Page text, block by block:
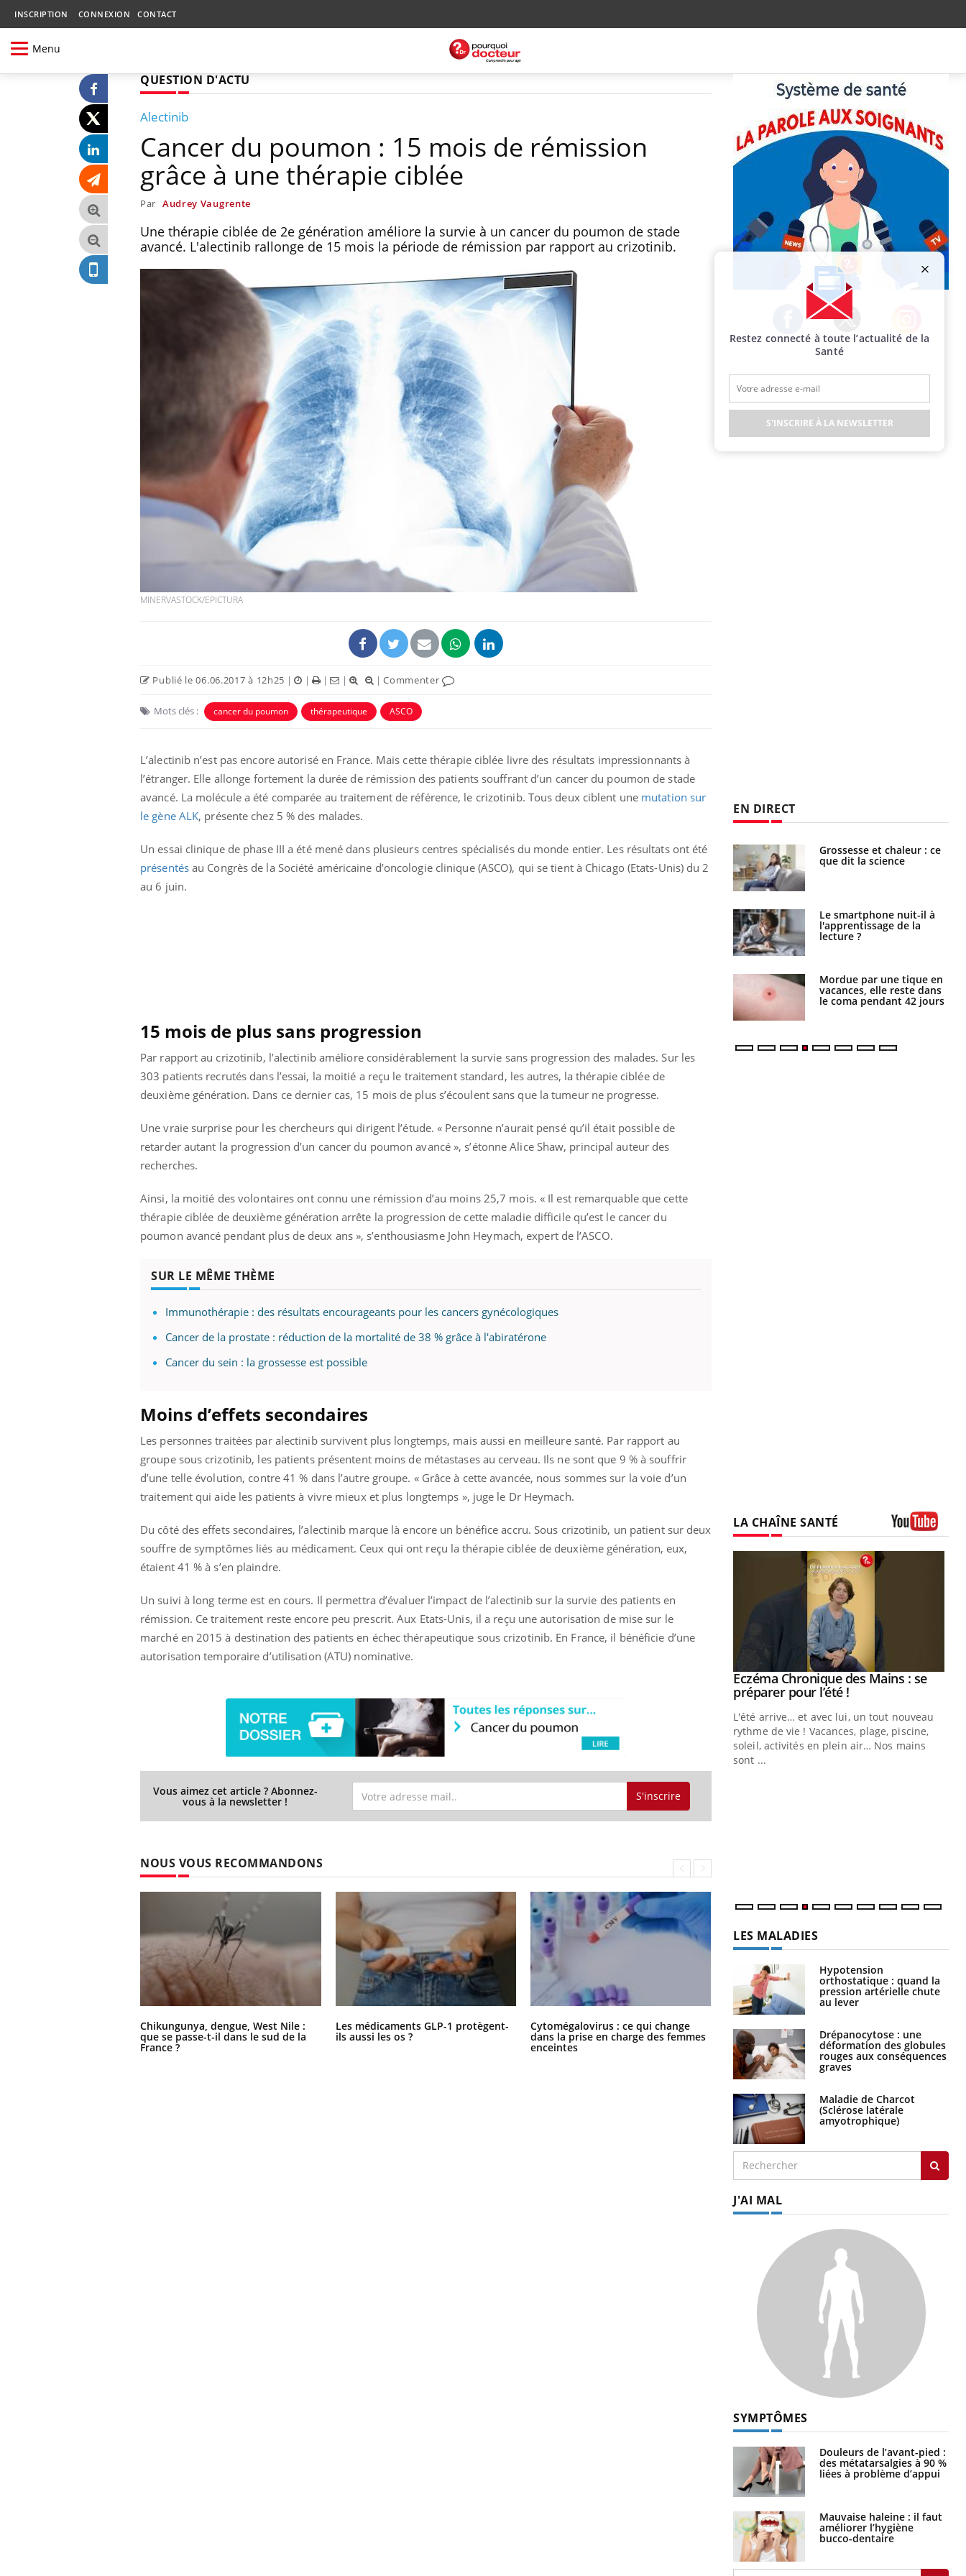
INSCRIPTION CONNEXION CONTACT
Menu
QUESTION D'ACTU
Alectinib
Cancer du poumon : 15 mois de rémission
grâce à une thérapie ciblée
Par Audrey Vaugrente
Une thérapie ciblée de 2e génération améliore la survie à un cancer du poumon de stade
avancé. L'alectinib rallonge de 15 mois la période de rémission par rapport au crizotinib.
MINERVASTOCK/EPICTURA
Publié le 06.06.2017 à 12h25 | | | | |Commenter
Mots clés : cancer du poumon thérapeutique ASCO
L’alectinib n’est pas encore autorisé en France. Mais cette thérapie ciblée livre des résultats impressionnants à
l’étranger. Elle allonge fortement la durée de rémission des patients souffrant d’un cancer du poumon de stade
avancé. La molécule a été comparée au traitement de référence, le crizotinib. Tous deux ciblent une mutation sur
le gène ALK, présente chez 5 % des malades.
Un essai clinique de phase III a été mené dans plusieurs centres spécialisés du monde entier. Les résultats ont été
présentésau Congrès de la Société américaine d’oncologie clinique (ASCO), qui se tient à Chicago (Etats-Unis) du 2
au 6 juin.
15 mois de plus sans progression
Par rapport au crizotinib, l’alectinib améliore considérablement la survie sans progression des malades. Sur les
303 patients recrutés dans l’essai, la moitié a reçu le traitement standard, les autres, la thérapie ciblée de
deuxième génération. Dans ce dernier cas, 15 mois de plus s’écoulent sans que la tumeur ne progresse.
Une vraie surprise pour les chercheurs qui dirigent l’étude. « Personne n’aurait pensé qu’il était possible de
retarder autant la progression d’un cancer du poumon avancé », s’étonne Alice Shaw, principal auteur des
recherches.
Ainsi, la moitié des volontaires ont connu une rémission d’au moins 25,7 mois. « Il est remarquable que cette
thérapie ciblée de deuxième génération arrête la progression de cette maladie difficile qu’est le cancer du
poumon avancé pendant plus de deux ans », s’enthousiasme John Heymach, expert de l’ASCO.
SUR LE MÊME THÈME
Immunothérapie : des résultats encourageants pour les cancers gynécologiques
Cancer de la prostate : réduction de la mortalité de 38 % grâce à l'abiratérone
Cancer du sein : la grossesse est possible
Moins d’effets secondaires
Les personnes traitées par alectinib survivent plus longtemps, mais aussi en meilleure santé. Par rapport au
groupe sous crizotinib, les patients présentent moins de métastases au cerveau. Ils ne sont que 9 % à souffrir
d’une telle évolution, contre 41 % dans l’autre groupe. « Grâce à cette avancée, nous sommes sur la voie d’un
traitement qui aide les patients à vivre mieux et plus longtemps », juge le Dr Heymach.
Du côté des effets secondaires, l’alectinib marque là encore un bénéfice accru. Sous crizotinib, un patient sur deux
souffre de symptômes liés au médicament. Ceux qui ont reçu la thérapie ciblée de deuxième génération, eux,
étaient 41 % à s’en plaindre.
Un suivi à long terme est en cours. Il permettra d’évaluer l’impact de l’alectinib sur la survie des patients en
rémission. Ce traitement reste encore peu prescrit. Aux Etats-Unis, il a reçu une autorisation de mise sur le
marché en 2015 à destination des patients en échec thérapeutique sous crizotinib. En France, il bénéficie d’une
autorisation temporaire d’utilisation (ATU) nominative.
Vous aimez cet article ? Abonnez-
vous à la newsletter ! S'inscrire
NOUS VOUS RECOMMANDONS
Chikungunya, dengue, West Nile :
que se passe-t-il dans le sud de la
France ?
Les médicaments GLP-1 protègent-
ils aussi les os ?
Cytomégalovirus : ce qui change
dans la prise en charge des femmes
enceintes
la nuit ?
Facebook Twitter Instagram
EN DIRECT
Chikungunya, dengue,
West Nile : que se passe-
t-il dans le sud de la
France ?
La sieste empêche-t-elle
de dormir la nuit ?
Fortes chaleurs :
pourquoi le risque de
noyade grimpe-t-il ?
Grossesse et chaleur : ce
que dit la science
Le smartphone nuit-il à
l'apprentissage de la
lecture ?
Mordue par une tique en
vacances, elle reste dans
le coma pendant 42 jours
LA CHAÎNE SANTÉ
Il y a des sujets qui sont faciles à aborder...
d'autres non ! D'un côté, poser des
Fatigue, irritabilité, brouillard mental ou
même alopécie… Les symptômes de la
carence en fer sont multiples ce qui la rend
...
En 2026, l'insuline dans le diabète de type 2
reste entourée d'idées reçues chez les
patients comme parfois chez les soignants.
Youtube
Eczéma Chronique des Mains : se
préparer pour l’été !Youtube
L'été arrive… et avec lui, un tout nouveau
rythme de vie ! Vacances, plage, piscine,
soleil, activités en plein air… Nos mains
sont ...
LES MALADIES
Hypotension
orthostatique : quand la
pression artérielle chute
au lever
Drépanocytose : une
déformation des globules
rouges aux conséquences
graves
Maladie de Charcot
(Sclérose latérale
amyotrophique)
J'AI MAL
SYMPTÔMES
Douleurs de l’avant-pied :
des métatarsalgies à 90 %
liées à problème d’appui
Mauvaise haleine : il faut
améliorer l’hygiène
bucco-dentaire
Restez connecté à toute l’actualité de la
Santé
S'INSCRIRE À LA NEWSLETTER